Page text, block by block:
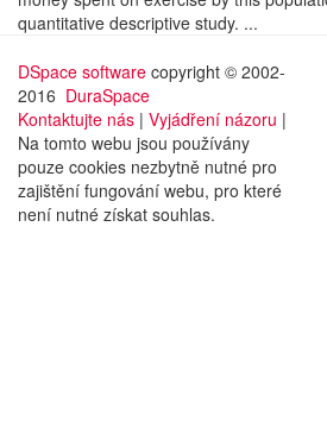
quantitative descriptive study. ...
DSpace software copyright © 2002-
2016 DuraSpace
Kontaktujte nás | Vyjádření názoru |
Na tomto webu jsou používány
pouze cookies nezbytně nutné pro
zajištění fungování webu, pro které
není nutné získat souhlas.